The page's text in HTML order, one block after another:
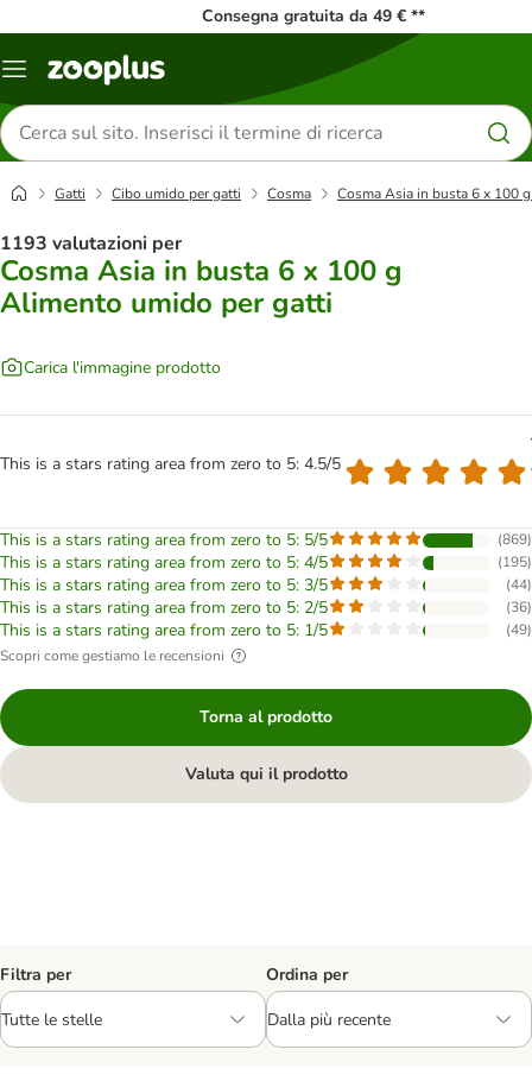
Consegna gratuita da 49 € **
Overview
Cerca
prodotti
Gatti Cibo umido per gatti Cosma Cosma Asia in busta 6 x 100
1193 valutazioni per
Cosma Asia in busta 6 x 100 g
Alimento umido per gatti
Carica l'immagine prodotto
This is a stars rating area from zero to 5: 4.5/5
This is a stars rating area from zero to 5: 5/5 (869)
This is a stars rating area from zero to 5: 4/5 (195)
This is a stars rating area from zero to 5: 3/5 (44)
This is a stars rating area from zero to 5: 2/5 (36)
This is a stars rating area from zero to 5: 1/5 (49)
Scopri come gestiamo le recensioni
Torna al prodotto
Valuta qui il prodotto
Filtra per Ordina per